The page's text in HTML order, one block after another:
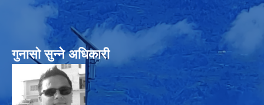
गुनासो सुन्‍ने अधिकारी